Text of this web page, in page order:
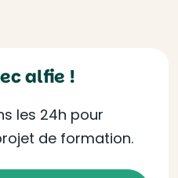
alfie !
les 24h pour
de formation.